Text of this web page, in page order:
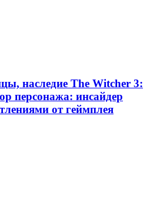
наследие The Witcher 3:
персонажа: инсайдер
от геймплея